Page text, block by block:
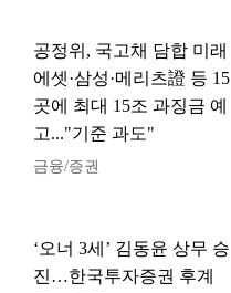
공정위, 국고채 담합 미래
에셋·삼성·메리츠證 등 15
곳에 최대 15조 과징금 예
고..."기준 과도"
금융/증권
‘오너 3세’ 김동윤 상무 승
진…한국투자증권 후계